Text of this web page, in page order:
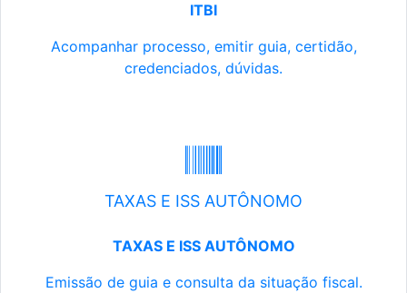
ITBI
Acompanhar processo, emitir guia, certidão,
credenciados, dúvidas.
TAXAS E ISS AUTÔNOMO
TAXAS E ISS AUTÔNOMO
Emissão de guia e consulta da situação fiscal.